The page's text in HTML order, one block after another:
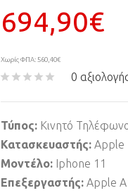
694,90€
Χωρίς ΦΠΑ: 560,40€
0
Τύπος: Κινητό
Κατασκευαστής: Apple
Μοντέλο: Iphone 11
Επεξεργαστής: Apple